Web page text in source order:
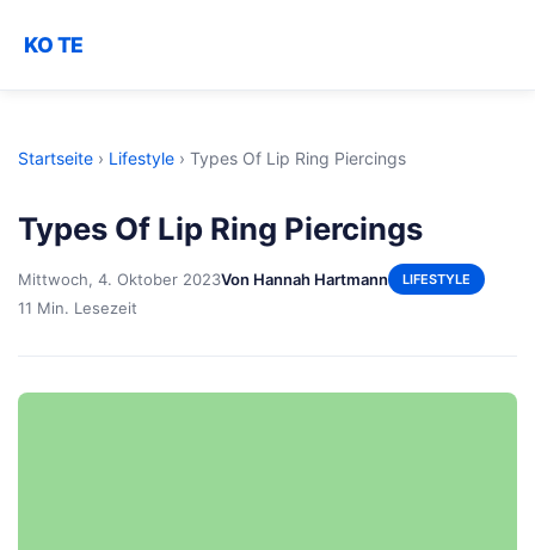
KO TE
Startseite › Lifestyle › Types Of Lip Ring Piercings
Types Of Lip Ring Piercings
Mittwoch, 4. Oktober 2023Von Hannah Hartmann LIFESTYLE
11 Min. Lesezeit